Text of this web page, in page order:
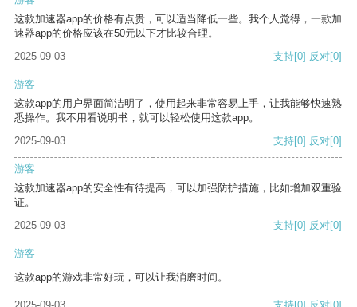
这款加速器app的价格有点贵，可以适当降低一些。我个人觉得，一款加
速器app的价格应该在50元以下才比较合理。
2025-09-03
支持[0] 反对[0]
游客
这款app的用户界面简洁明了，使用起来非常容易上手，让我能够快速熟
悉操作。我不用看说明书，就可以轻松使用这款app。
2025-09-03
支持[0] 反对[0]
游客
这款加速器app的安全性有待提高，可以加强防护措施，比如增加双重验
证。
2025-09-03
支持[0] 反对[0]
游客
这款app的游戏非常好玩，可以让我消磨时间。